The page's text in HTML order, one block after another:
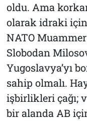
oldu. Ama
olarak idraki
NATO
Slobodan
Yugoslavya’yı
sahip olmalı.
işbirlikleri çağı;
bir alanda AB